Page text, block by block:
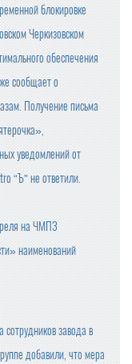
блокировке
Черкизовском
обеспечения
сообщает о
Получение письма
уведомлений от
“Ъ” не ответили.
на ЧМПЗ
наименований
сотрудников завода в
добавили, что мера